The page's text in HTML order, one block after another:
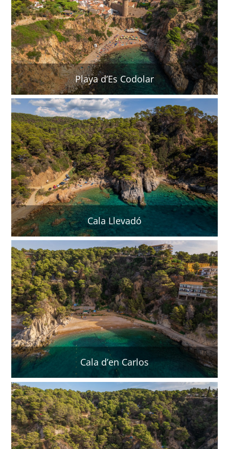
Playa d’Es Codolar
Cala Llevadó
Cala d’en Carlos